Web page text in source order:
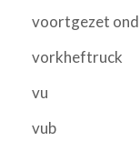
voortgezet
vorkheftruck
vu
vub